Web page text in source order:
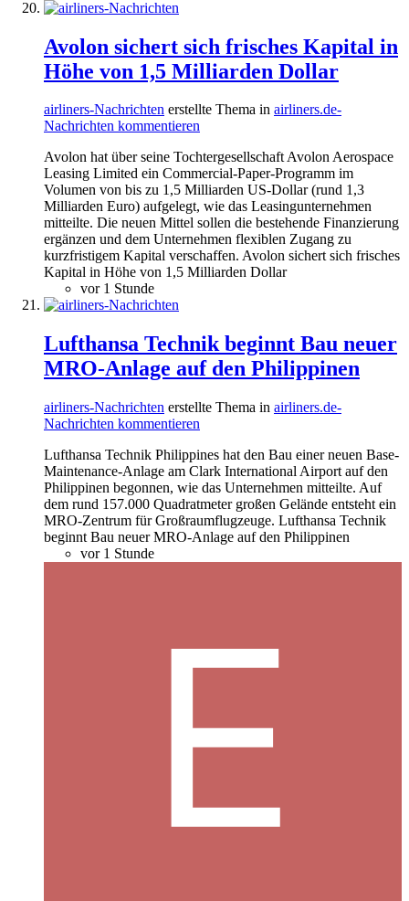
Avolon sichert sich frisches Kapital in
Höhe von 1,5 Milliarden Dollar
airliners-Nachrichten erstellte Thema in airliners.de-
Nachrichten kommentieren
Avolon hat über seine Tochtergesellschaft Avolon Aerospace
Leasing Limited ein Commercial-Paper-Programm im
Volumen von bis zu 1,5 Milliarden US-Dollar (rund 1,3
Milliarden Euro) aufgelegt, wie das Leasingunternehmen
mitteilte. Die neuen Mittel sollen die bestehende Finanzierung
ergänzen und dem Unternehmen flexiblen Zugang zu
kurzfristigem Kapital verschaffen. Avolon sichert sich frisches
Kapital in Höhe von 1,5 Milliarden Dollar
vor 1 Stunde
Lufthansa Technik beginnt Bau neuer
MRO-Anlage auf den Philippinen
airliners-Nachrichten erstellte Thema in airliners.de-
Nachrichten kommentieren
Lufthansa Technik Philippines hat den Bau einer neuen Base-
Maintenance-Anlage am Clark International Airport auf den
Philippinen begonnen, wie das Unternehmen mitteilte. Auf
dem rund 157.000 Quadratmeter großen Gelände entsteht ein
MRO-Zentrum für Großraumflugzeuge. Lufthansa Technik
beginnt Bau neuer MRO-Anlage auf den Philippinen
vor 1 Stunde